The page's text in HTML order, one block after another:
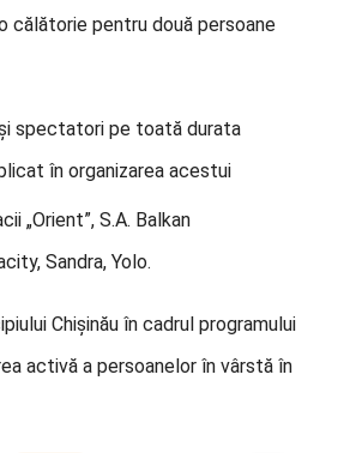
călătorie pentru două persoane
spectatori pe toată durata
în organizarea acestui
„Orient”, S.A. Balkan
Sandra, Yolo.
Chișinău în cadrul programului
activă a persoanelor în vârstă în